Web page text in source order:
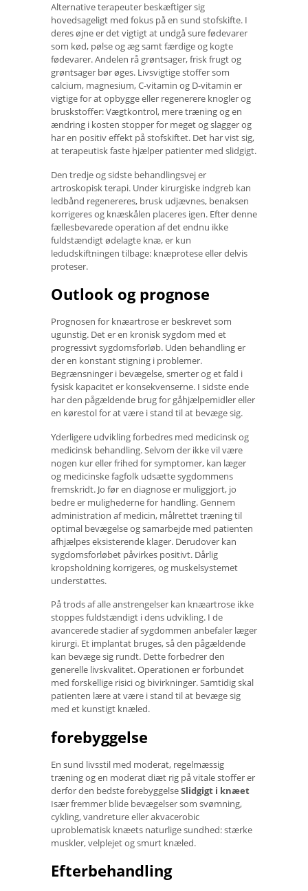
Alternative terapeuter beskæftiger sig
hovedsageligt med fokus på en sund stofskifte. I
deres øjne er det vigtigt at undgå sure fødevarer
som kød, pølse og æg samt færdige og kogte
fødevarer. Andelen rå grøntsager, frisk frugt og
grøntsager bør øges. Livsvigtige stoffer som
calcium, magnesium, C-vitamin og D-vitamin er
vigtige for at opbygge eller regenerere knogler og
bruskstoffer: Vægtkontrol, mere træning og en
ændring i kosten stopper for meget og slagger og
har en positiv effekt på stofskiftet. Det har vist sig,
at terapeutisk faste hjælper patienter med slidgigt.
Den tredje og sidste behandlingsvej er
artroskopisk terapi. Under kirurgiske indgreb kan
ledbånd regenereres, brusk udjævnes, benaksen
korrigeres og knæskålen placeres igen. Efter denne
fællesbevarede operation af det endnu ikke
fuldstændigt ødelagte knæ, er kun
ledudskiftningen tilbage: knæprotese eller delvis
proteser.
Outlook og prognose
Prognosen for knæartrose er beskrevet som
ugunstig. Det er en kronisk sygdom med et
progressivt sygdomsforløb. Uden behandling er
der en konstant stigning i problemer.
Begrænsninger i bevægelse, smerter og et fald i
fysisk kapacitet er konsekvenserne. I sidste ende
har den pågældende brug for gåhjælpemidler eller
en kørestol for at være i stand til at bevæge sig.
Yderligere udvikling forbedres med medicinsk og
medicinsk behandling. Selvom der ikke vil være
nogen kur eller frihed for symptomer, kan læger
og medicinske fagfolk udsætte sygdommens
fremskridt. Jo før en diagnose er muliggjort, jo
bedre er mulighederne for handling. Gennem
administration af medicin, målrettet træning til
optimal bevægelse og samarbejde med patienten
afhjælpes eksisterende klager. Derudover kan
sygdomsforløbet påvirkes positivt. Dårlig
kropsholdning korrigeres, og muskelsystemet
understøttes.
På trods af alle anstrengelser kan knæartrose ikke
stoppes fuldstændigt i dens udvikling. I de
avancerede stadier af sygdommen anbefaler læger
kirurgi. Et implantat bruges, så den pågældende
kan bevæge sig rundt. Dette forbedrer den
generelle livskvalitet. Operationen er forbundet
med forskellige risici og bivirkninger. Samtidig skal
patienten lære at være i stand til at bevæge sig
med et kunstigt knæled.
forebyggelse
En sund livsstil med moderat, regelmæssig
træning og en moderat diæt rig på vitale stoffer er
derfor den bedste forebyggelseSlidgigt i knæet
Især fremmer blide bevægelser som svømning,
cykling, vandreture eller akvacerobic
uproblematisk knæets naturlige sundhed: stærke
muskler, velplejet og smurt knæled.
Efterbehandling